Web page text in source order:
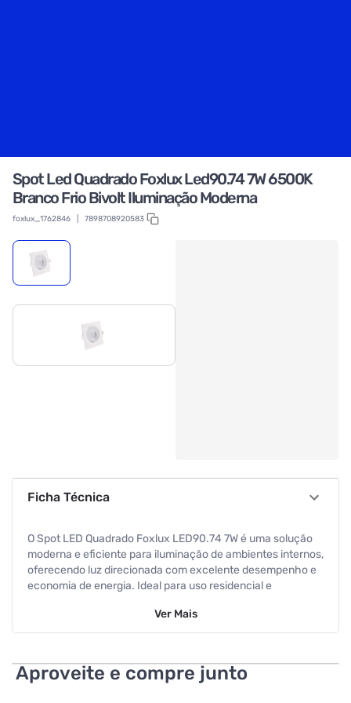
Spot Led Quadrado Foxlux Led90.74 7W 6500K
Branco Frio Bivolt Iluminação Moderna
foxlux_1762846 7898708920583
Ficha Técnica
O Spot LED Quadrado Foxlux LED90.74 7W é uma solução
moderna e eficiente para iluminação de ambientes internos,
oferecendo luz direcionada com excelente desempenho e
economia de energia. Ideal para uso residencial e
sancas e forros, proporcionando acabamento sofisticado e
sendo equivalente a lâmpadas halógenas de até 50W. Sua
tecnologia LED garante maior durabilidade e desempenho
Ver Mais
Aproveite e compre junto